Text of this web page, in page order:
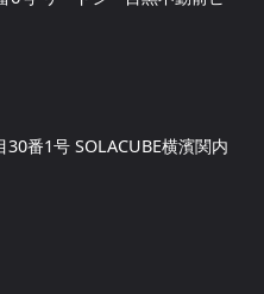
番1号 SOLACUBE横濱関内